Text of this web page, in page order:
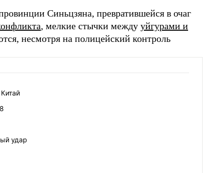
Синьцзяна, превратившейся в очаг
, мелкие стычки между уйгурами и
несмотря на полицейский контроль
удар